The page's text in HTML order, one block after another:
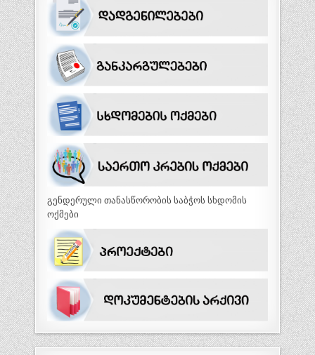
გენდერული თანასწორობის საბჭოს სხდომის
ოქმები